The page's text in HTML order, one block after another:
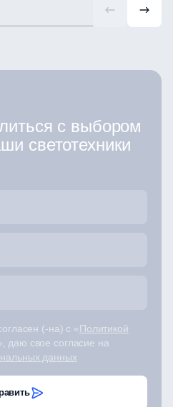
с выбором
светотехники
(-на) с «Политикой
даю свое согласие на
данных